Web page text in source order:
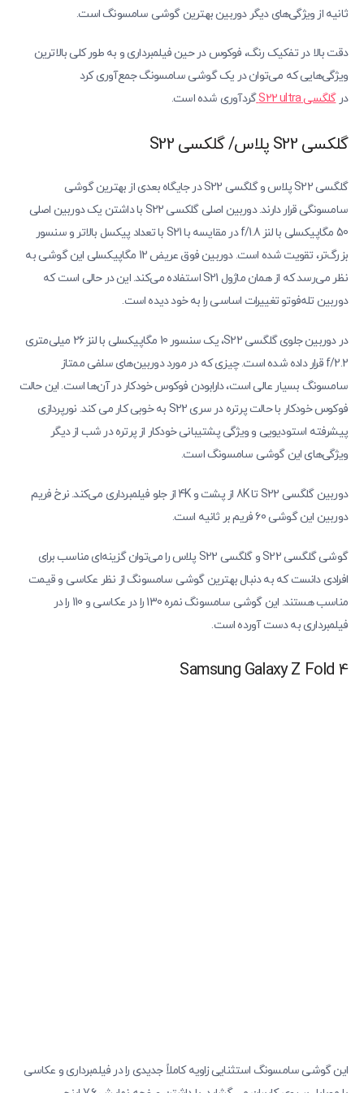
ثانیه از ویژگی‌های دیگر دوربین بهترین گوشی سامسونگ است.
دقت بالا در تفکیک رنگ، فوکوس در حین فیلمبرداری و به طور کلی بالاترین
ویژگی‌هایی که می‌توان در یک گوشی سامسونگ جمع‌آوری کرد
درگلگسیS22 ultraگردآوری شده است.
گلکسی S22 پلاس/ گلکسی S22
گلگسی S22 پلاس و گلگسی S22 در جایگاه بعدی از بهترین گوشی
سامسونگی قرار دارند. دوربین اصلی گلکسی S22 با داشتن یک دوربین اصلی
50 مگاپیکسلی با لنز f/1.8 در مقایسه با S21 با تعداد پیکسل بالاتر و سنسور
بزرگ‌تر، تقویت شده است. دوربین فوق عریض 12 مگاپیکسلی این گوشی به
نظر می‌رسد که از همان ماژول S21 استفاده می‌کند. این در حالی است که
دوربین تله‌فوتو تغییرات اساسی را به خود دیده است.
در دوربین جلوی گلگسی S22، یک سنسور 10 مگاپیکسلی با لنز 26 میلی‌متری
f/2.2 قرار داده شده است. چیزی که در مورد دوربین‌های سلفی ممتاز
سامسونگ بسیار عالی است، دارابودن فوکوس خودکار در آن‌ها است. این حالت
فوکوس خودکار با حالت پرتره در سری S22 به خوبی کار می کند. نورپردازی
پیشرفته استودیویی و ویژگی پشتیبانی خودکار از پرتره در شب از دیگر
ویژگی‌های این گوشی سامسونگ است.
دوربین گلگسی S22 تا 8K از پشت و 4K از جلو فیلمبرداری می‌کند. نرخ فریم
دوربین این گوشی 60 فریم بر ثانیه است.
گوشی گلگسی S22 و گلگسی S22 پلاس را می‌توان گزینه‌ای مناسب برای
افرادی دانست که به دنبال بهترین گوشی سامسونگ از نظر عکاسی و قیمت
مناسب هستند. این گوشی سامسونگ نمره 130 را در عکاسی و 110 را در
فیلمبرداری به دست آورده است.
Samsung Galaxy Z Fold 4
این گوشی سامسونگ استثنایی زاویه کاملاً جدیدی را در فیلمبرداری و عکاسی